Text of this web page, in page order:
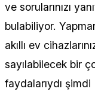
ve sorularınızı
bulabiliyor.
akıllı ev
sayılabilecek bir
faydalarıydı